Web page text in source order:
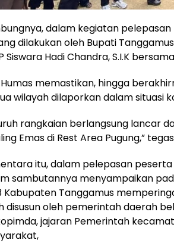
dalam kegiatan
dilakukan oleh Bupati
Siswara Hadi Chandra, S.I.K
Humas memastikan, hingga
wilayah dilaporkan dalam situasi
rangkaian berlangsung lancar
Emas di Rest Area Pugung,”
itu, dalam pelepasan peserta
sambutannya menyampaikan
Kabupaten Tanggamus
disusun oleh pemerintah daerah
jajaran Pemerintah